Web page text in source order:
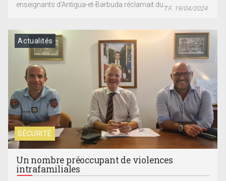
enseignants d’Antigua-et-Barbuda réclamait du...T.F. 19/04/2024
SÉCURITÉ
Actualités
Un nombre préoccupant de violences
intrafamiliales